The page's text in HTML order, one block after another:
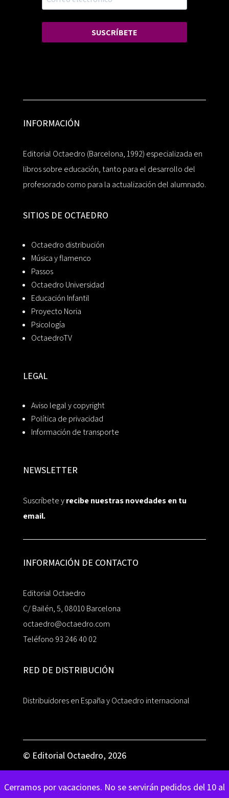
Cerramos por vacaciones. No se servirán pedidos del 10 al
SUSCRÍBETE
INFORMACIÓN
Editorial Octaedro (Barcelona, 1992) especializada en
libros sobre educación, tanto para el desarrollo del
profesorado como para la actualización del alumnado.
SITIOS DE OCTAEDRO
Octaedro distribución
Música y flamenco
Passos
Octaedro Universidad
Educación Infantil
Proyecto Noria
Psicología
OctaedroTV
LEGAL
Aviso legal y copyright
Política de privacidad
Información de transporte
NEWSLETTER
Suscríbete yrecibe nuestras novedades en tu
email.
INFORMACIÓN DE CONTACTO
Editorial Octaedro
C/ Bailén, 5, 08010 Barcelona
octaedro@octaedro.com
Teléfono 93 246 40 02
RED DE DISTRIBUCIÓN
Distribuidores en España y Octaedro internacional
© Editorial Octaedro, 2026